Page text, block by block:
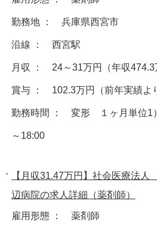
勤務地 ： 兵庫県西宮市
沿線 ： 西宮駅
月収 ： 24～31万円（年収474.3
賞与 ： 102.3万円（前年実績よ
勤務時間 ： 変形 １ヶ月単位1
～18:00
【月収31.47万円】社会医療法
辺病院の求人詳細（薬剤師）
雇用形態 ： 薬剤師